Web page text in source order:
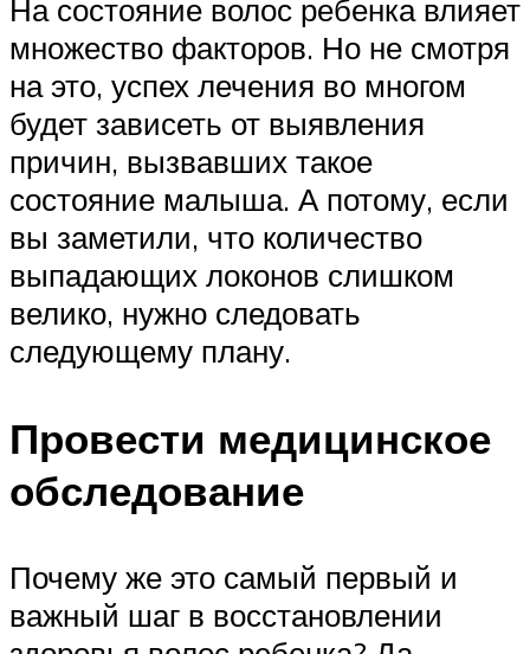
На состояние волос ребенка влияет
множество факторов. Но не смотря
на это, успех лечения во многом
будет зависеть от выявления
причин, вызвавших такое
состояние малыша. А потому, если
вы заметили, что количество
выпадающих локонов слишком
велико, нужно следовать
следующему плану.
Провести медицинское
обследование
Почему же это самый первый и
важный шаг в восстановлении